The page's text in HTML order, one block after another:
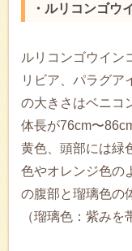
・ルリコンゴウ
ルリコンゴウイン
リビア、パラグア
の大きさはベニコ
体長が76cm〜
黄色、頭部には緑
色やオレンジ色の
の腹部と瑠璃色の
（瑠璃色：紫みを